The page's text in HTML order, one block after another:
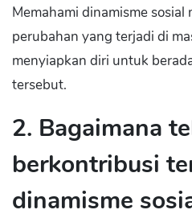
Memahami dinamisme
perubahan yang terjadi di
menyiapkan diri untuk
tersebut.
2. Bagaimana
berkontribusi
dinamisme